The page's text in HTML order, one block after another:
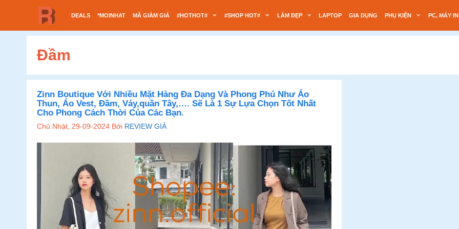
nội
DEALS *MOINHAT MÃ GIẢM GIÁ #HOTHOT# #SHOP HOT# LÀM ĐẸP LAPTOP GIA DỤNG PHỤ KIỆN PC, MÁY IN
Đầm
Zinn Boutique Với Nhiều Mặt Hàng Đa Dạng Và Phong Phú Như Áo
Thun, Áo Vest, Đầm, Váy,quần Tây,…. Sẽ Là 1 Sự Lựa Chọn Tốt Nhất
Cho Phong Cách Thời Của Các Bạn.
Chủ Nhật, 29-09-2024 Bởi REVIEW GIÁ